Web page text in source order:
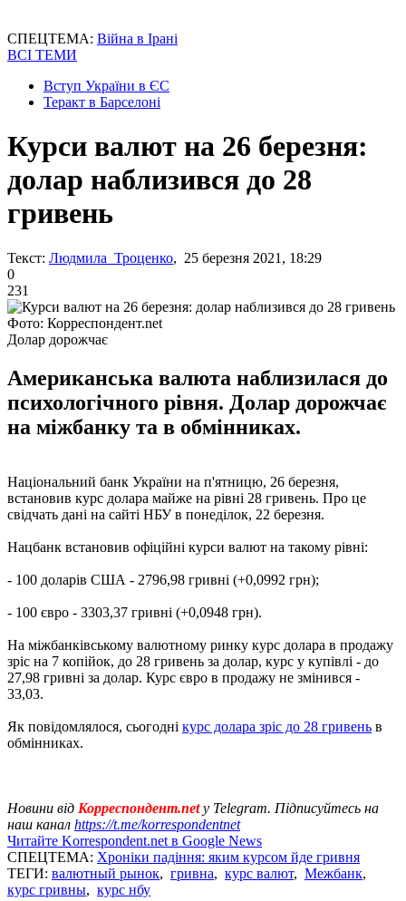
СПЕЦТЕМА: Війна в Ірані
ВСІ ТЕМИ
Вступ України в ЄС
Теракт в Барселоні
Курси валют на 26 березня:
долар наблизився до 28
гривень
Текст: Людмила Троценко, 25 березня 2021, 18:29
0
231
Фото: Корреспондент.net
Долар дорожчає
Американська валюта наблизилася до
психологічного рівня. Долар дорожчає
на міжбанку та в обмінниках.
Національний банк України на п'ятницю, 26 березня,
встановив курс долара майже на рівні 28 гривень. Про це
свідчать дані на сайті НБУ в понеділок, 22 березня.
Нацбанк встановив офіційні курси валют на такому рівні:
- 100 доларів США - 2796,98 гривні (+0,0992 грн);
- 100 євро - 3303,37 гривні (+0,0948 грн).
На міжбанківському валютному ринку курс долара в продажу
зріс на 7 копійок, до 28 гривень за долар, курс у купівлі - до
27,98 гривні за долар. Курс євро в продажу не змінився -
33,03.
Як повідомлялося, сьогодні курс долара зріс до 28 гривень в
обмінниках.
Новини від Корреспондент.netу Telegram. Підписуйтесь на
наш канал https://t.me/korrespondentnet
Читайте Korrespondent.net в Google News
СПЕЦТЕМА: Хроніки падіння: яким курсом йде гривня
ТЕГИ: валютный рынок, гривна, курс валют, Межбанк,
курс гривны, курс нбу